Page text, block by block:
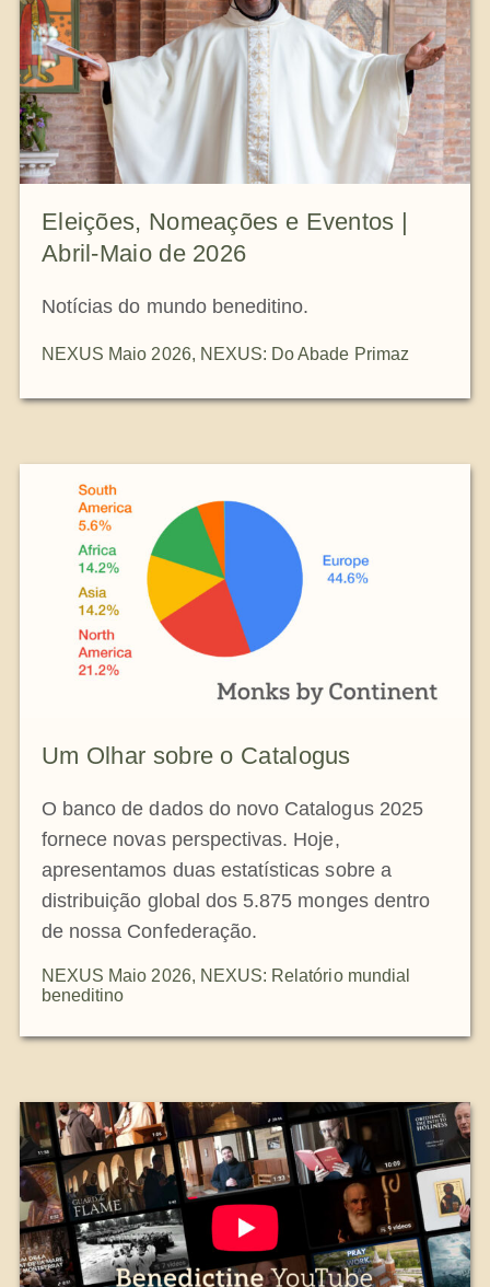
Eleições, Nomeações e Eventos |
Abril-Maio de 2026
Notícias do mundo beneditino.
NEXUS Maio 2026, NEXUS: Do Abade Primaz
Um Olhar sobre o Catalogus
O banco de dados do novo Catalogus 2025
fornece novas perspectivas. Hoje,
apresentamos duas estatísticas sobre a
distribuição global dos 5.875 monges dentro
de nossa Confederação.
NEXUS Maio 2026, NEXUS: Relatório mundial
beneditino